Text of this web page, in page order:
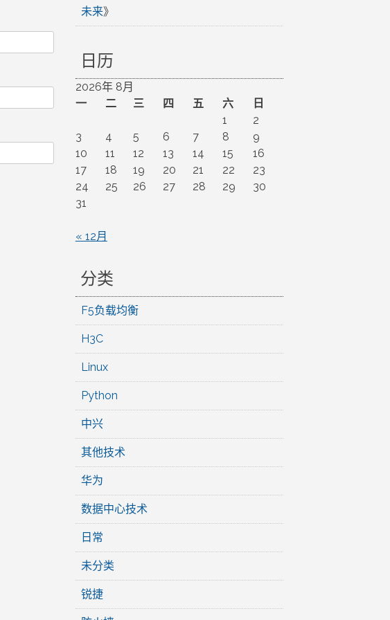
未来》
日历
2026年 8月
一
二 三 四 五 六
日
1
2
3
4 5 6 7 8
9
10
11 12 13 14 15
16
17
18 19 20 21 22
23
24
25 26 27 28 29
30
31
« 12月
分类
F5负载均衡
H3C
Linux
Python
中兴
其他技术
华为
数据中心技术
日常
未分类
锐捷